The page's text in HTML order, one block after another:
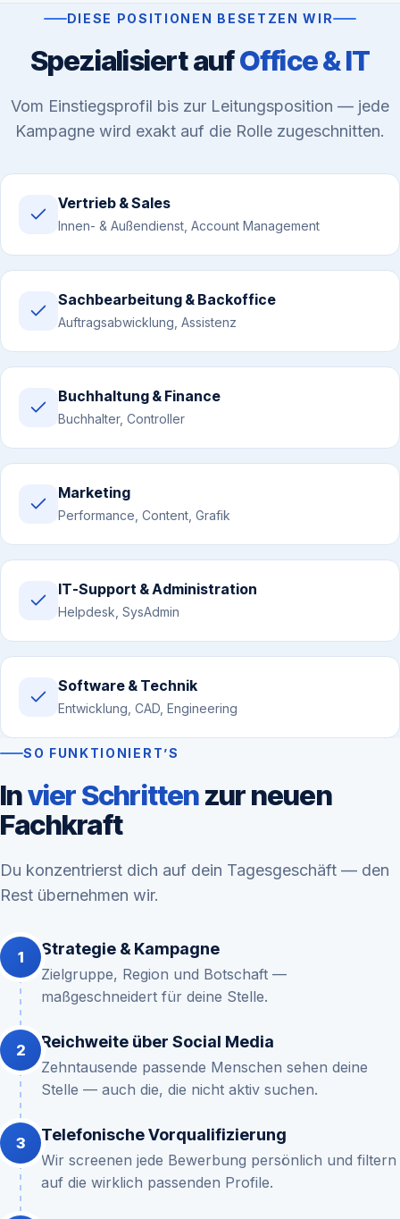
DIESE POSITIONEN BESETZEN WIR
Spezialisiert aufOffice & IT
Vom Einstiegsprofil bis zur Leitungsposition — jede
Kampagne wird exakt auf die Rolle zugeschnitten.
Vertrieb & Sales
Innen- & Außendienst, Account Management
Sachbearbeitung & Backoffice
Auftragsabwicklung, Assistenz
Buchhaltung & Finance
Buchhalter, Controller
Marketing
Performance, Content, Grafik
IT-Support & Administration
Helpdesk, SysAdmin
Software & Technik
Entwicklung, CAD, Engineering
SO FUNKTIONIERT’S
Invier Schrittenzur neuen
Fachkraft
Du konzentrierst dich auf dein Tagesgeschäft — den
Rest übernehmen wir.
Strategie & Kampagne
Zielgruppe, Region und Botschaft —
maßgeschneidert für deine Stelle.
Reichweite über Social Media
Zehntausende passende Menschen sehen deine
Stelle — auch die, die nicht aktiv suchen.
Telefonische Vorqualifizierung
Wir screenen jede Bewerbung persönlich und filtern
auf die wirklich passenden Profile.